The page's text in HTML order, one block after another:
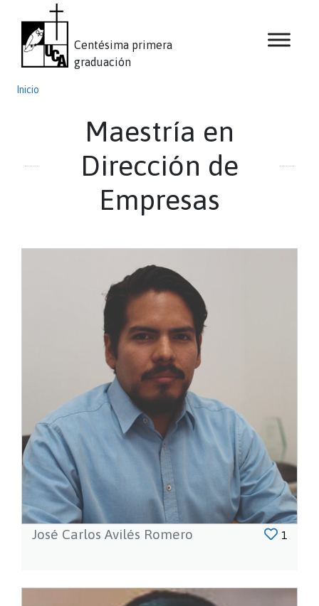
Centésima primera
graduación
Inicio
Maestría en
Dirección de
Empresas
José Carlos Avilés Romero 1